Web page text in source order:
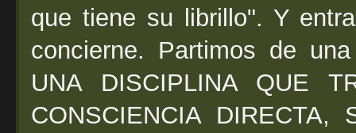
que tiene su librillo". Y
concierne. Partimos de
UNA DISCIPLINA QUE
CONSCIENCIA DIRECTA,